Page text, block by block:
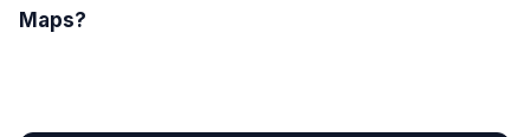
Maps?